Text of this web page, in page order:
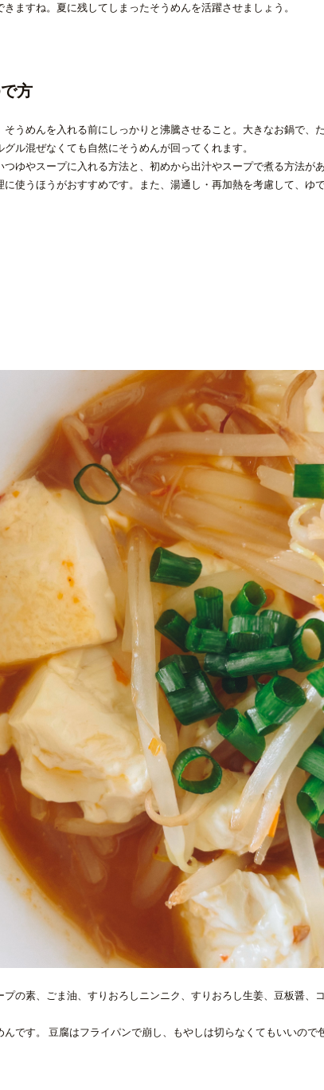
ますね。夏に残してしまったそうめんを活躍させましょう。
方
うめんを入れる前にしっかりと沸騰させること。大きなお鍋で、
ル混ぜなくても自然にそうめんが回ってくれます。
ゆやスープに入れる方法と、初めから出汁やスープで煮る方法が
使うほうがおすすめです。また、湯通し・再加熱を考慮して、ゆ
の素、ごま油、すりおろしニンニク、すりおろし生姜、豆板醤、
です。 豆腐はフライパンで崩し、もやしは切らなくてもいいの